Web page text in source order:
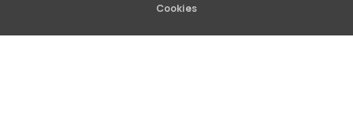
Cookies